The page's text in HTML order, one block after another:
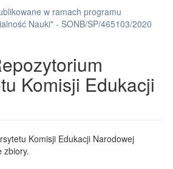
w ramach programu
Nauki" - SONB/SP/465103/2020
Komisji Edukacji
Komisji Edukacji Narodowej
zbiory.